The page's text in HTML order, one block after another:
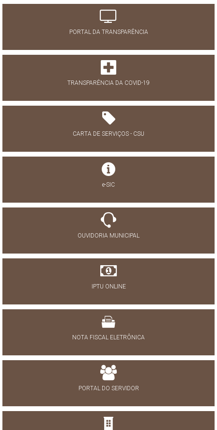
PORTAL DA TRANSPARÊNCIA
TRANSPARÊNCIA DA COVID-19
CARTA DE SERVIÇOS - CSU
e-SIC
OUVIDORIA MUNICIPAL
IPTU ONLINE
NOTA FISCAL ELETRÔNICA
PORTAL DO SERVIDOR